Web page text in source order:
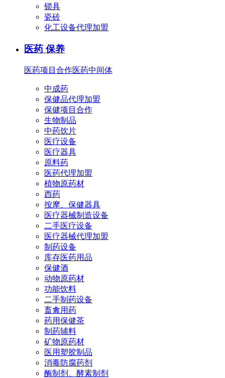
锁具
瓷砖
化工设备代理加盟
医药 保养
医药项目合作医药中间体
中成药
保健品代理加盟
保健项目合作
生物制品
中药饮片
医疗设备
医疗器具
原料药
医药代理加盟
植物原药材
西药
按摩、保健器具
医疗器械制造设备
二手医疗设备
医疗器械代理加盟
制药设备
库存医药用品
保健酒
动物原药材
功能饮料
二手制药设备
畜禽用药
药用保健茶
制药辅料
矿物原药材
医用塑胶制品
消毒防腐药剂
酶制剂、酵素制剂